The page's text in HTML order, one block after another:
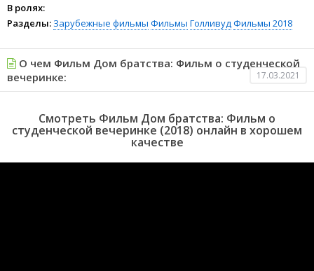
В ролях:
Разделы: Зарубежные фильмы Фильмы ГолливудФильмы 2018
О чем Фильм Дом братства: Фильм о студенческой
вечеринке:
17.03.2021
Смотреть Фильм Дом братства: Фильм о
студенческой вечеринке (2018) онлайн в хорошем
качестве